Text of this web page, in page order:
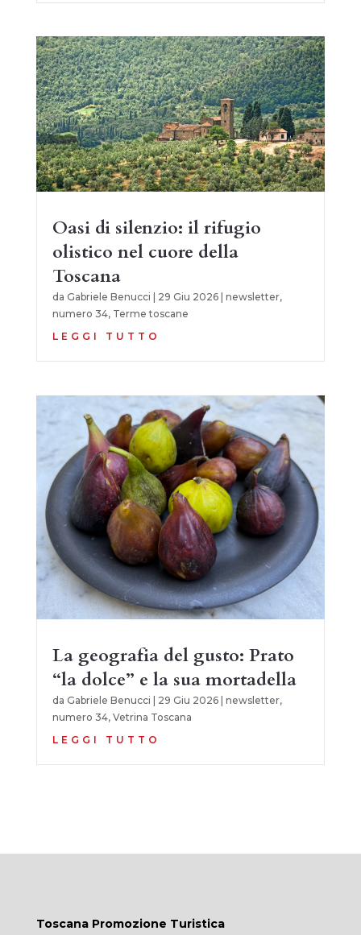
Oasi di silenzio: il rifugio
olistico nel cuore della
Toscana
da Gabriele Benucci 29 Giu 2026| newsletter,
numero 34, Terme toscane
LEGGI TUTTO
La geografia del gusto: Prato
“la dolce” e la sua mortadella
da Gabriele Benucci 29 Giu 2026| newsletter,
numero 34, Vetrina Toscana
LEGGI TUTTO
Toscana Promozione Turistica